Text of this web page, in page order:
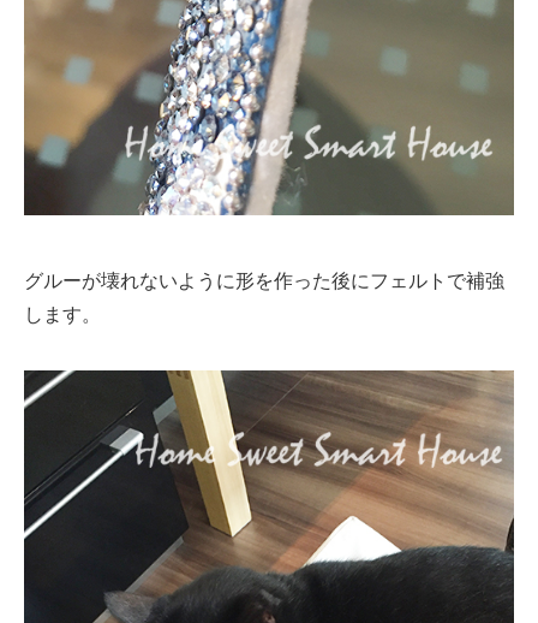
グルーが壊れないように形を作った後にフェルトで補強
します。